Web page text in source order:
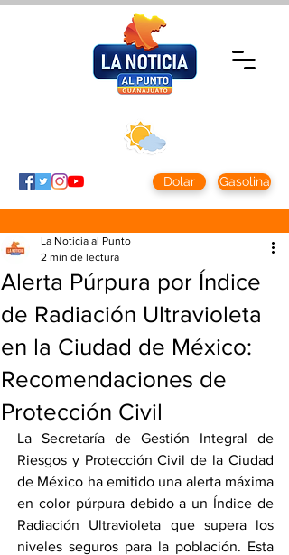
Dolar Gasolina
Alerta Púrpura por Índice
de Radiación Ultravioleta
en la Ciudad de México:
Recomendaciones de
Protección Civil
La Noticia al Punto
2 min de lectura
La Secretaría de Gestión Integral de
Riesgos y Protección Civil de la Ciudad
de México ha emitido una alerta máxima
en color púrpura debido a un Índice de
Radiación Ultravioleta que supera los
niveles seguros para la población. Esta